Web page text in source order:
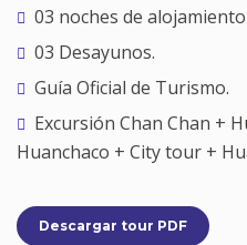
03 noches de
03 Desayunos.
Guía Oficial de Turismo.
Excursión Chan Chan +
Huanchaco + City tour +
Descargar tour PDF